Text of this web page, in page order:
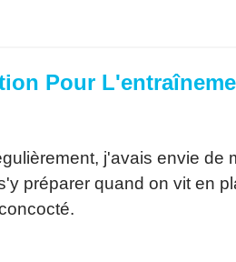
Pour
j'avais envie de
préparer quand on vit en